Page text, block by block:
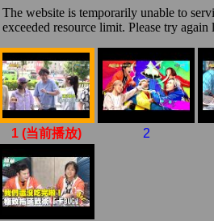
1 (当前播放) 2